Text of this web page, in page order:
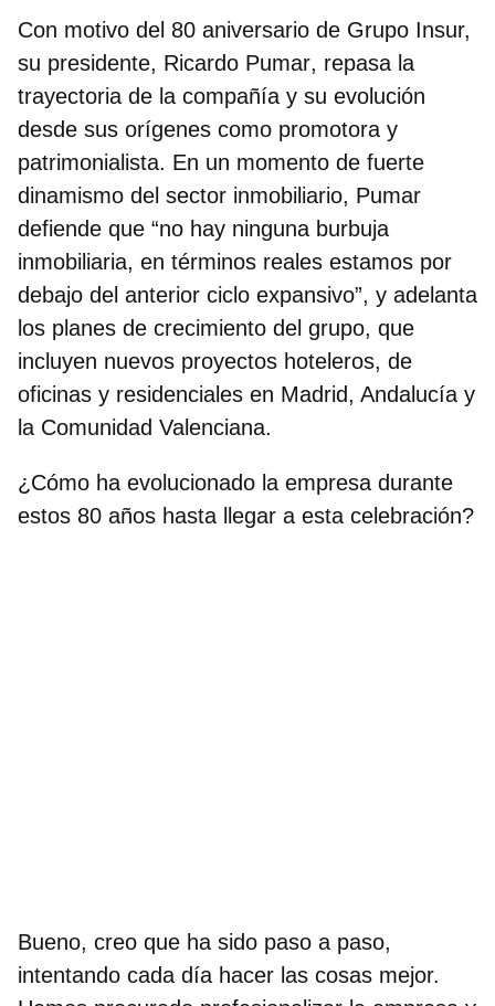
Con motivo del 80 aniversario de Grupo Insur,
su presidente, Ricardo Pumar, repasa la
trayectoria de la compañía y su evolución
desde sus orígenes como promotora y
patrimonialista. En un momento de fuerte
dinamismo del sector inmobiliario, Pumar
defiende que “no hay ninguna burbuja
inmobiliaria, en términos reales estamos por
debajo del anterior ciclo expansivo”, y adelanta
los planes de crecimiento del grupo, que
incluyen nuevos proyectos hoteleros, de
oficinas y residenciales en Madrid, Andalucía y
la Comunidad Valenciana.
¿Cómo ha evolucionado la empresa durante
estos 80 años hasta llegar a esta celebración?
Bueno, creo que ha sido paso a paso,
intentando cada día hacer las cosas mejor.